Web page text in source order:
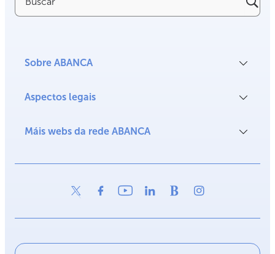
Sobre ABANCA
Aspectos legais
Máis webs da rede ABANCA